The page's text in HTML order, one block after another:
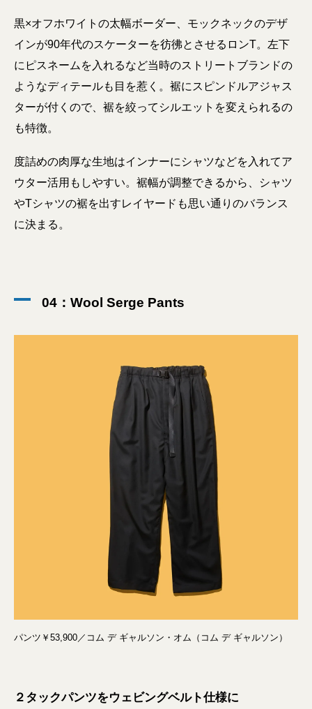
黒×オフホワイトの太幅ボーダー、モックネックのデザ
インが90年代のスケーターを彷彿とさせるロンT。左下
にピスネームを入れるなど当時のストリートブランドの
ようなディテールも目を惹く。裾にスピンドルアジャス
ターが付くので、裾を絞ってシルエットを変えられるの
も特徴。
度詰めの肉厚な生地はインナーにシャツなどを入れてア
ウター活用もしやすい。裾幅が調整できるから、シャツ
やTシャツの裾を出すレイヤードも思い通りのバランス
に決まる。
04：Wool Serge Pants
パンツ￥53,900／コム デ ギャルソン・オム（コム デ ギャルソン）
２タックパンツをウェビングベルト仕様に